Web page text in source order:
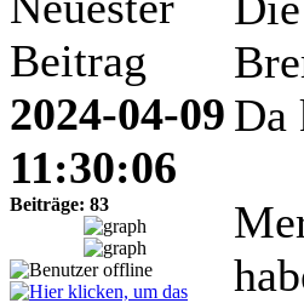
Beitrag
2024-04-09
11:30:06
Beiträge: 83
Da